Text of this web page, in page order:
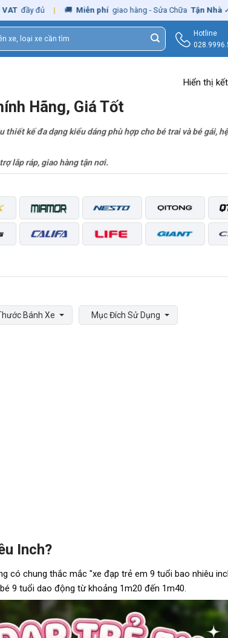
đầy đủ | 🚚 Miễn phí giao hàng - Sửa Chữa Tận Nhà ✓
Hotline
Hiển thị
Hãng, Giá Tốt
kế đa dạng kiểu dáng phù hợp cho bé trai và bé gái,
lắp ráp, giao hàng tận nơi.
Bánh Xe Mục Đích Sử Dụng
Inch?
có chung thắc mắc "xe đạp trẻ em 9 tuổi bao nhiêu
9 tuổi dao động từ khoảng 1m20 đến 1m40.